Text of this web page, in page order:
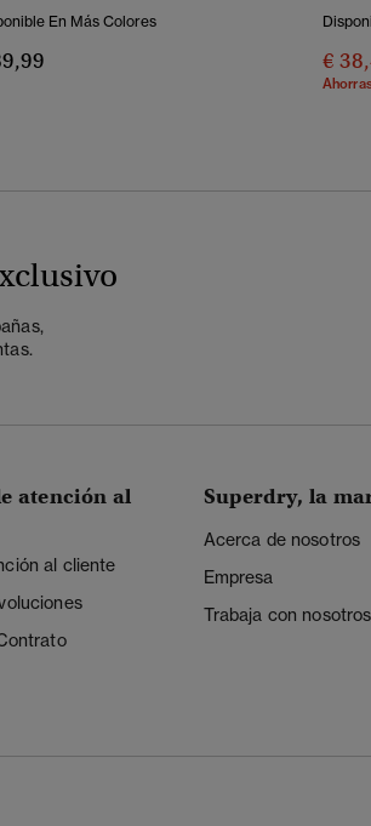
En Más Colores
€
atención al
al cliente
Superdry, la
Acerca de nosotros
Empresa
Trabaja con nosotros